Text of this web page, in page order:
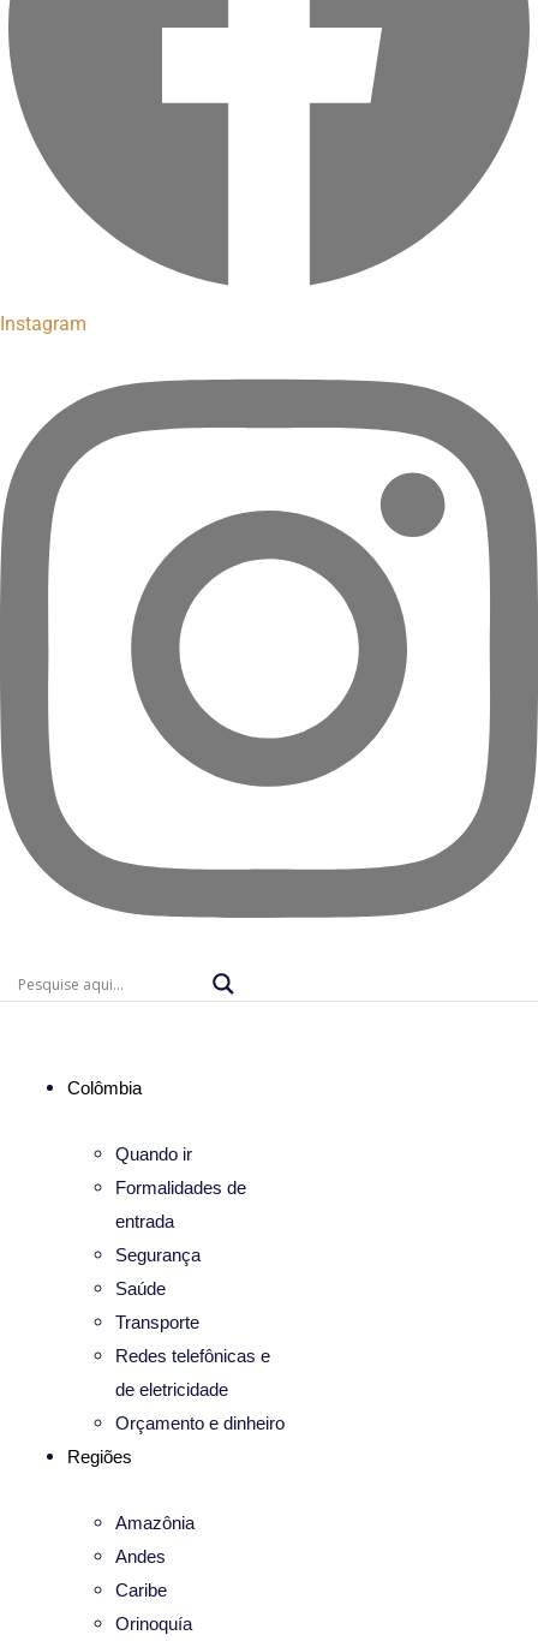
Instagram
Colômbia
Quando ir
Formalidades de
entrada
Segurança
Saúde
Transporte
Redes telefônicas e
de eletricidade
Orçamento e dinheiro
Regiões
Amazônia
Andes
Caribe
Orinoquía